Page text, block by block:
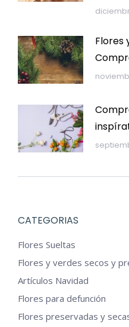
Flores
CATEGORIAS
Flores Sueltas
Flores y verdes secos y
Artículos Navidad
Flores para defunción
Flores preservadas y